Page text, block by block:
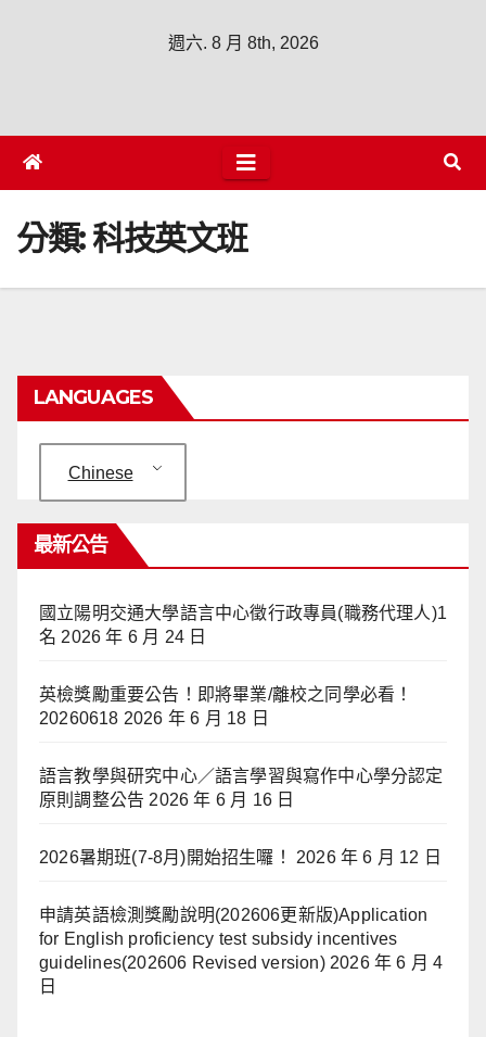
週六. 8 月 8th, 2026
分類:科技英文班
LANGUAGES
Chinese
最新公告
國立陽明交通大學語言中心徵行政專員(職務代理人)1
名 2026 年 6 月 24 日
英檢獎勵重要公告！即將畢業/離校之同學必看！
20260618 2026 年 6 月 18 日
語言教學與研究中心／語言學習與寫作中心學分認定
原則調整公告 2026 年 6 月 16 日
2026暑期班(7-8月)開始招生囉！ 2026 年 6 月 12 日
申請英語檢測獎勵說明(202606更新版)Application
for English proficiency test subsidy incentives
guidelines(202606 Revised version) 2026 年 6 月 4
日